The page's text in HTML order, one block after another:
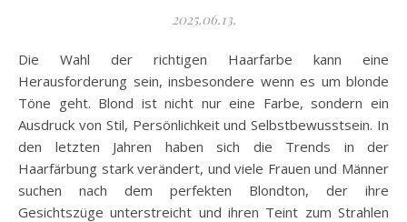
2025.06.13.
Die Wahl der richtigen Haarfarbe kann eine
Herausforderung sein, insbesondere wenn es um blonde
Töne geht. Blond ist nicht nur eine Farbe, sondern ein
Ausdruck von Stil, Persönlichkeit und Selbstbewusstsein. In
den letzten Jahren haben sich die Trends in der
Haarfärbung stark verändert, und viele Frauen und Männer
suchen nach dem perfekten Blondton, der ihre
Gesichtszüge unterstreicht und ihren Teint zum Strahlen